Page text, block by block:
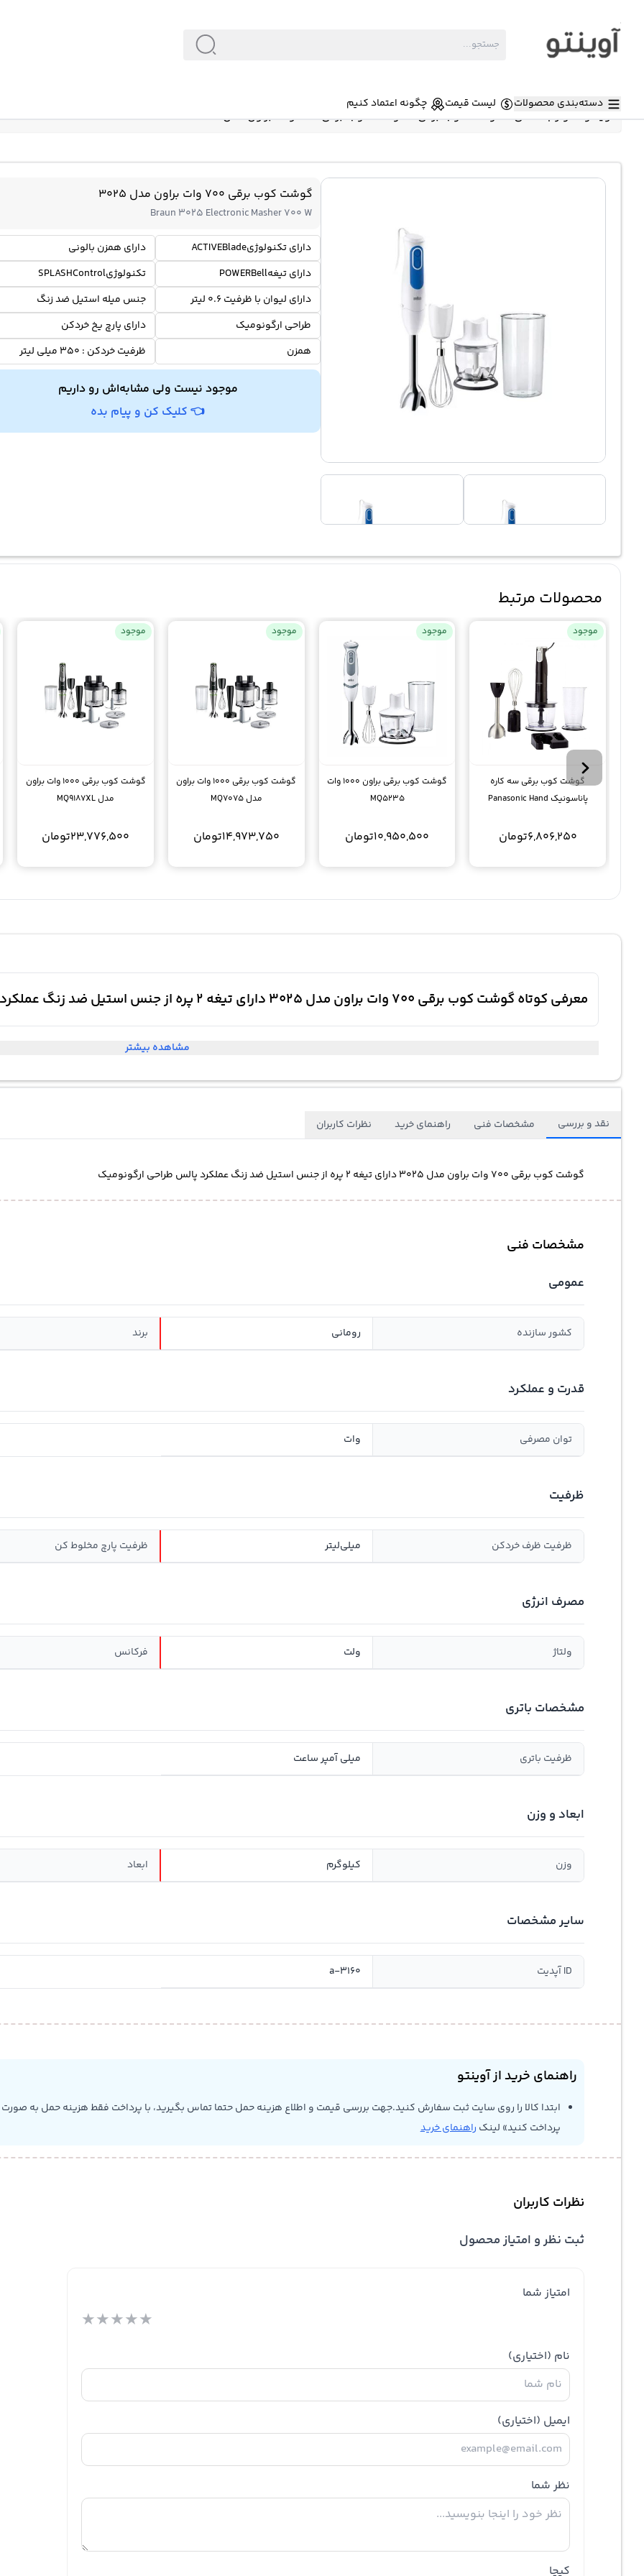
دسته‌بندی محصولات لیست قیمت چگونه اعتماد کنیم
آوینتو»لوازم خانگی»گوشت کوب برقی»گوشت کوب برقی 700 وات براون مدل 3025
گوشت کوب برقی 700 وات براون مدل 3025
Braun 3025 Electronic Masher 700 W
دارای تکنولوژیACTIVEBlade
دارای همزن بالونی
دارای تیغهPOWERBell
تکنولوژیSPLASHControl
دارای لیوان با ظرفیت 0.6 لیتر
جنس میله استیل ضد زنگ
طراحی ارگونومیک
دارای پارچ یخ خردکن
همزن
ظرفیت خردکن : 350 میلی لیتر
موجود نیست ولی مشابه‌اش رو داریم
👈 کلیک کن و پیام بده
محصولات مرتبط
موجود
گوشت کوب برقی سه کاره
پاناسونیک Panasonic Hand
6,806,250تومان
موجود
گوشت کوب برقی براون 1000 وات
MQ5235
10,950,500تومان
موجود
گوشت کوب برقی 1000 وات براون
مدل MQ7075
14,973,750تومان
موجود
گوشت کوب برقی 1000 وات براون
مدل MQ9187XL
23,776,500تومان
معرفی کوتاه گوشت کوب برقی 700 وات براون مدل 3025 دارای تیغه 2 پره از جنس استیل ضد زنگ عملکرد پالس طراحی ارگونومیک
مشاهده بیشتر
نقد و بررسی مشخصات فنی راهنمای خرید نظرات کاربران
گوشت کوب برقی 700 وات براون مدل 3025 دارای تیغه 2 پره از جنس استیل ضد زنگ عملکرد پالس طراحی ارگونومیک
مشخصات فنی
عمومی
کشور سازنده رومانی برند
قدرت و عملکرد
توان مصرفی وات
ظرفیت
ظرفیت ظرف خردکن میلی‌لیتر ظرفیت پارچ مخلوط کن
مصرف انرژی
ولتاژ ولت فرکانس
مشخصات باتری
ظرفیت باتری میلی آمپر ساعت
ابعاد و وزن
وزن کیلوگرم ابعاد
سایر مشخصات
ID آپدیت a-3160
راهنمای خرید از آوینتو
ابتدا کالا را روی سایت ثبت سفارش کنید.جهت بررسی قیمت و اطلاع هزینه حمل حتما تماس بگیرید، با پرداخت فقط هزینه حمل به
پرداخت کنید» لینک راهنمای خرید
نظرات کاربران
ثبت نظر و امتیاز محصول
امتیاز شما
★★★★★
نام (اختیاری)
ایمیل (اختیاری)
نظر شما
کپچا